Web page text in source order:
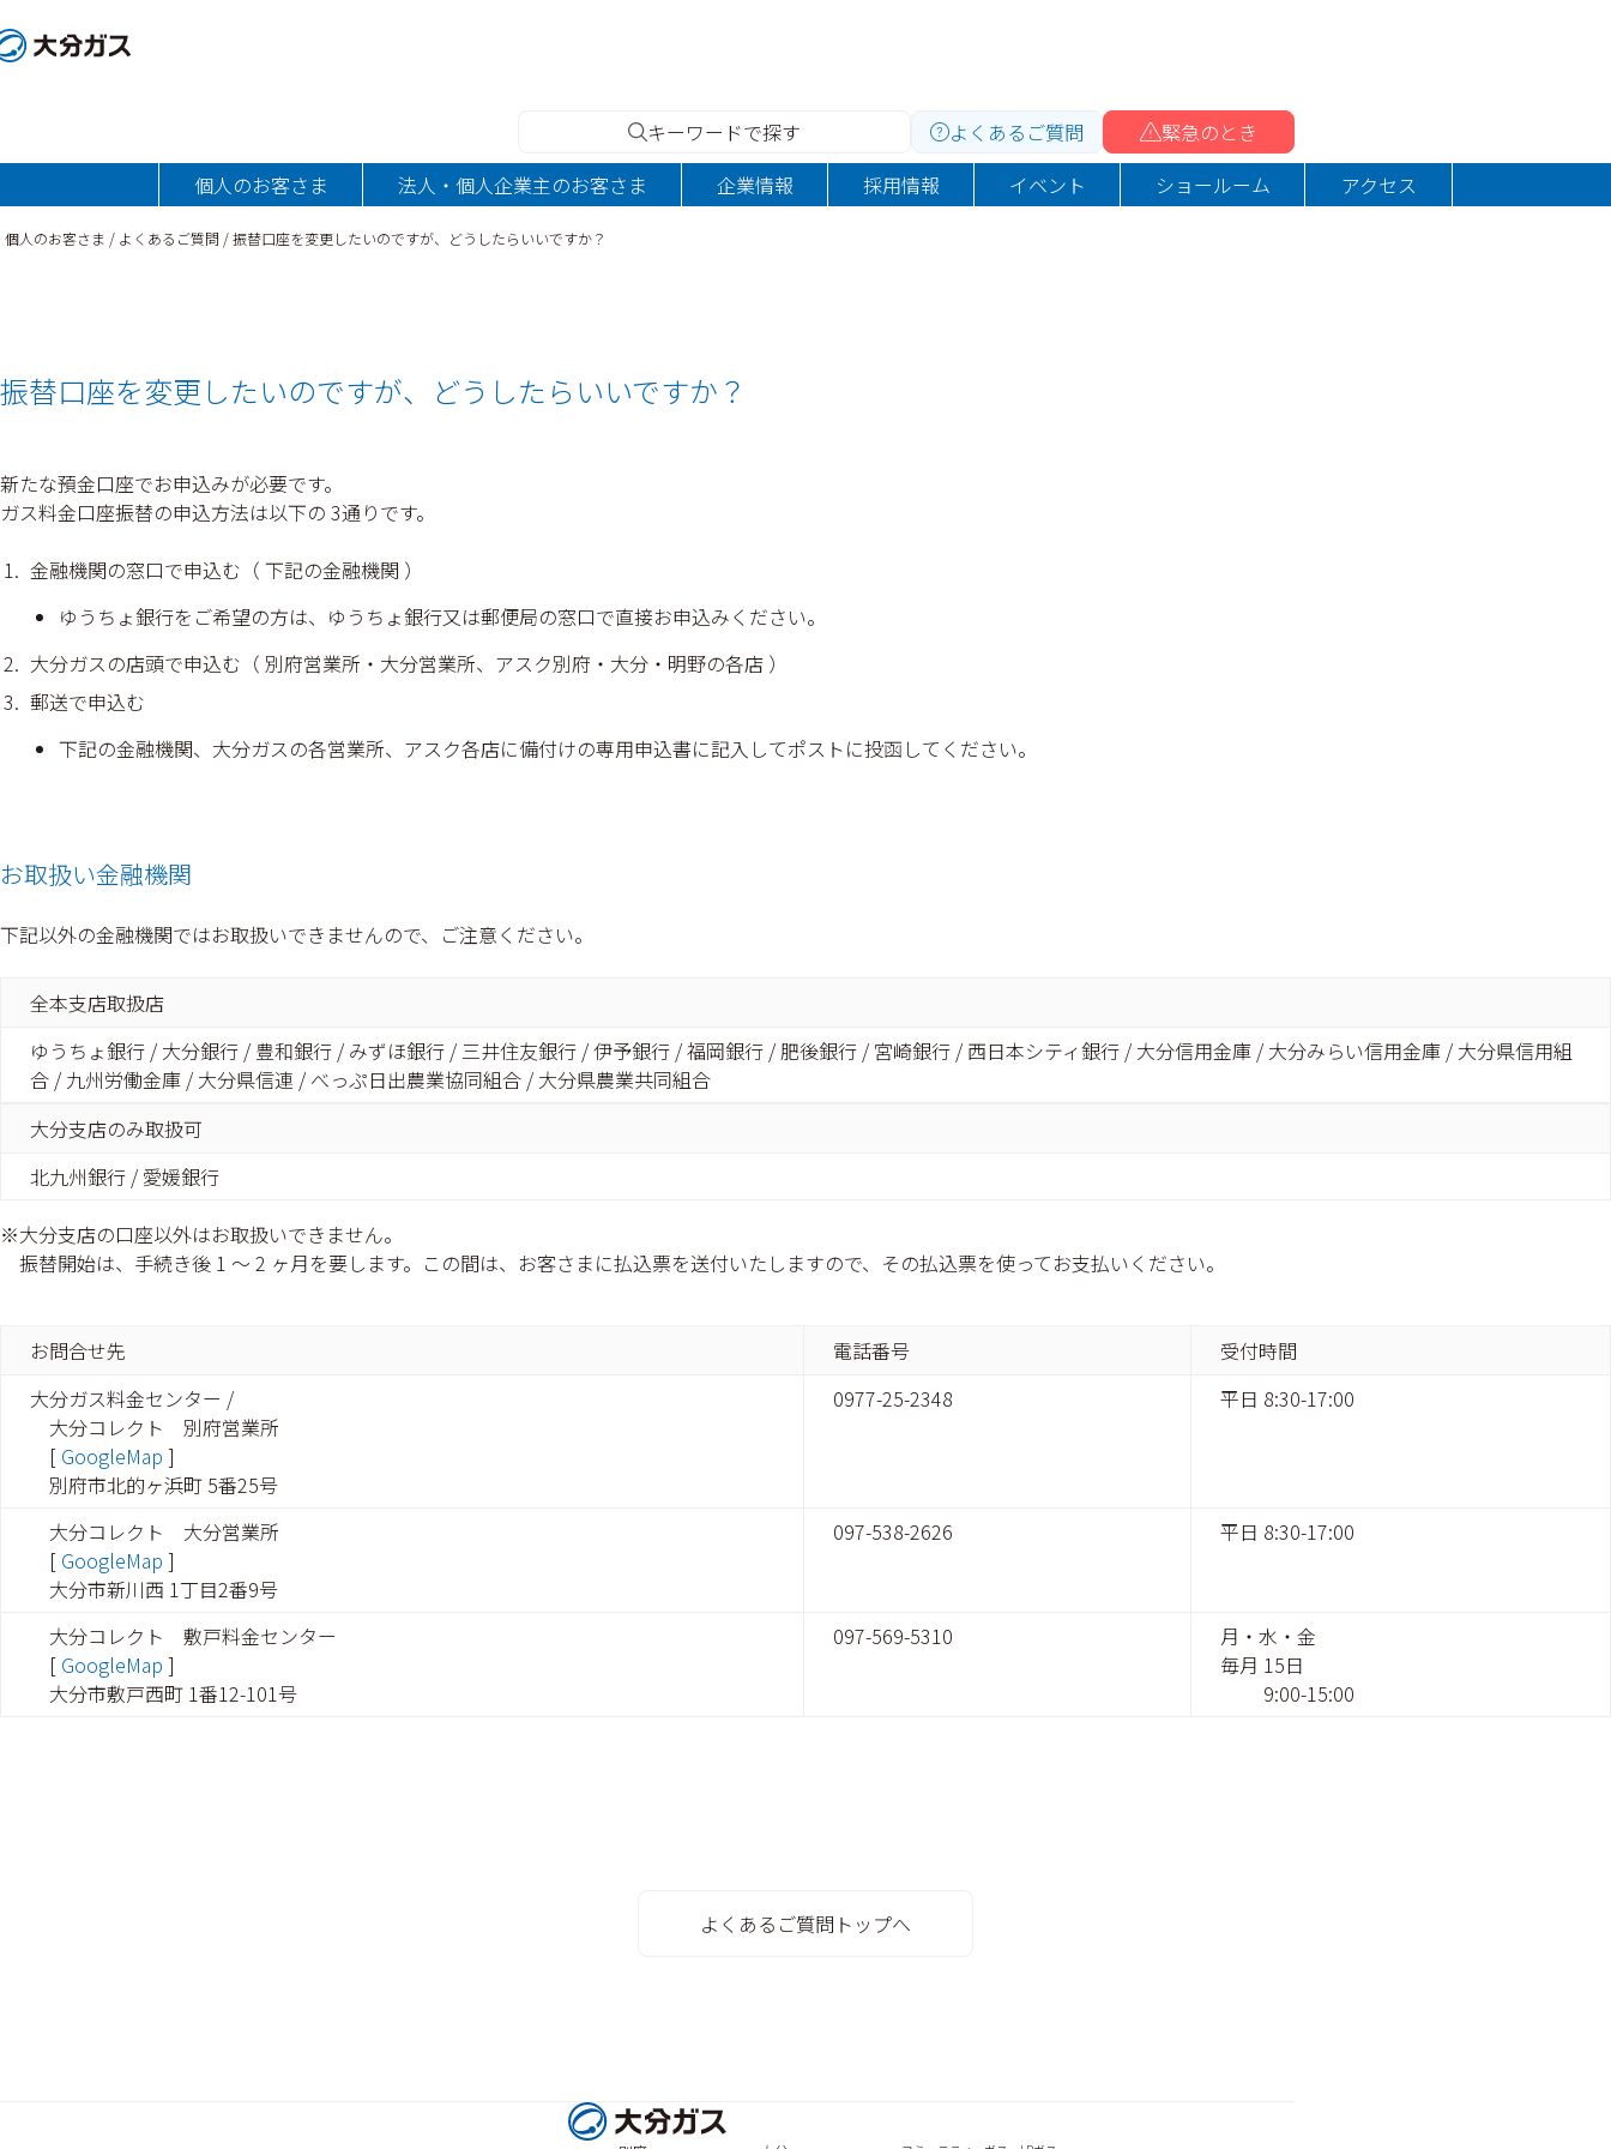
容
を
ッ
キーワードで探す よくあるご質問
緊急のとき
個人のお客さま
法人・個人企業主のお客さま 企業情報 採用情報 イベント ショールーム アクセス
個人のお客さま よくあるご質問 振替口座を変更したいのですが、どうしたらいいですか？
振替口座を変更したいのですが、どうしたらいいですか？
新たな預金口座でお申込みが必要です。
ガス料金口座振替の申込方法は以下の 3通りです。
金融機関の窓口で申込む（ 下記の金融機関 ）
ゆうちょ銀行をご希望の方は、ゆうちょ銀行又は郵便局の窓口で直接お申込みください。
大分ガスの店頭で申込む（ 別府営業所・大分営業所、アスク別府・大分・明野の各店 ）
郵送で申込む
下記の金融機関、大分ガスの各営業所、アスク各店に備付けの専用申込書に記入してポストに投函してください。
お取扱い金融機関
下記以外の金融機関ではお取扱いできませんので、ご注意ください。
全本支店取扱店
ゆうちょ銀行 / 大分銀行 / 豊和銀行 / みずほ銀行 / 三井住友銀行 / 伊予銀行 / 福岡銀行 / 肥後銀行 / 宮崎銀行 / 西日本シティ銀行 / 大分信用金庫 / 大分みらい信用金庫 / 大分県信用組
合 / 九州労働金庫 / 大分県信連 / べっぷ日出農業協同組合 / 大分県農業共同組合
大分支店のみ取扱可
北九州銀行 / 愛媛銀行
大分支店の口座以外はお取扱いできません。
振替開始は、手続き後 1 〜 2 ヶ月を要します。この間は、お客さまに払込票を送付いたしますので、その払込票を使ってお支払いください。
お問合せ先 電話番号
受付時間
大分ガス料金センター /
大分コレクト 別府営業所
[ GoogleMap ]
別府市北的ヶ浜町 5番25号
0977-25-2348 平日 8:30-17:00
大分コレクト 大分営業所
[ GoogleMap ]
大分市新川西 1丁目2番9号
097-538-2626 平日 8:30-17:00
大分コレクト 敷戸料金センター
[ GoogleMap ]
大分市敷戸西町 1番12-101号
097-569-5310
月・水・金
毎月 15日
9:00-15:00
よくあるご質問トップへ